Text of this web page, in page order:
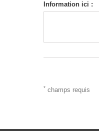
Information ici :
* champs requis